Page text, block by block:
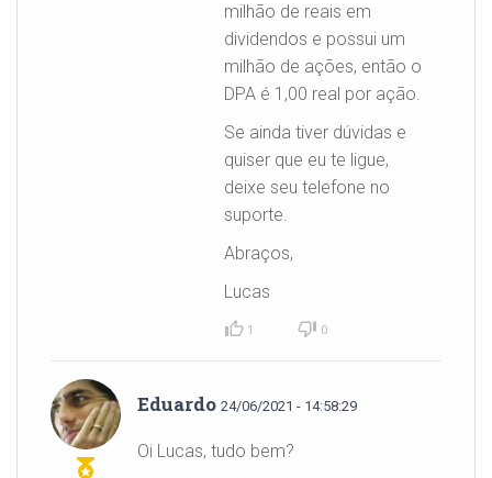
milhão de reais em
dividendos e possui um
milhão de ações, então o
DPA é 1,00 real por ação.
Se ainda tiver dúvidas e
quiser que eu te ligue,
deixe seu telefone no
suporte.
Abraços,
Lucas
1 0
Eduardo 24/06/2021 - 14:58:29
Oi Lucas, tudo bem?